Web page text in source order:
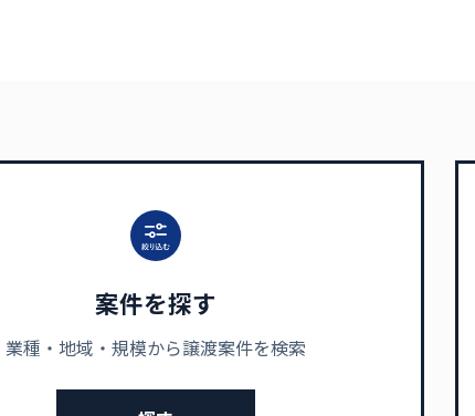
案件を探す
業種・地域・規模から譲渡案件を検索